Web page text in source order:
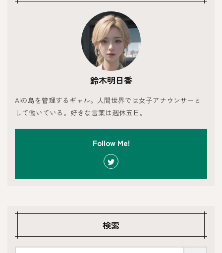
鈴木明日香
AIの島を管理するギャル。人間世界では女子アナウンサーと
して働いている。好きな言葉は週休五日。
Follow Me!
検索